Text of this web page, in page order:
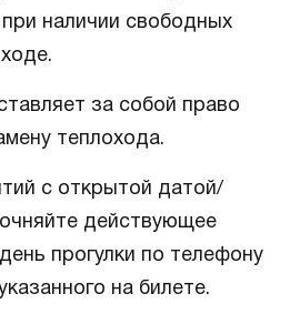
наличии свободных
за собой право
теплохода.
с открытой датой/
действующее
прогулки по телефону
на билете.